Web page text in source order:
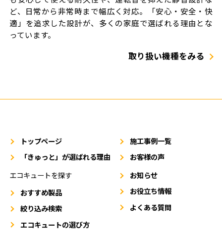
ど、日常から非常時まで幅広く対応。「安心・安全・快
適」を追求した設計が、多くの家庭で選ばれる理由とな
っています。
取り扱い機種をみる
トップページ
「きゅっと」が選ばれる理由
エコキュートを探す
おすすめ製品
絞り込み検索
エコキュートの選び方
施工事例一覧
お客様の声
お知らせ
お役立ち情報
よくある質問